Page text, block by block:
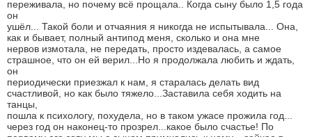
переживала, но почему всё прощала.. Когда сыну было 1,5 года
он
ушёл... Такой боли и отчаяния я никогда не испытывала... Она,
как и бывает, полный антипод меня, сколько и она мне
нервов измотала, не передать, просто издевалась, а самое
страшное, что он ей верил...Но я продолжала любить и ждать,
он
периодически приезжал к нам, я старалась делать вид
счастливой, но как было тяжело...Заставила себя ходить на
танцы,
пошла к психологу, похудела, но в таком ужасе прожила год...
через год он наконец-то прозрел...какое было счастье! По